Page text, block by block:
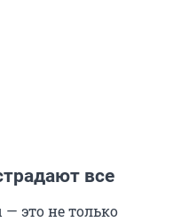
все
это не только